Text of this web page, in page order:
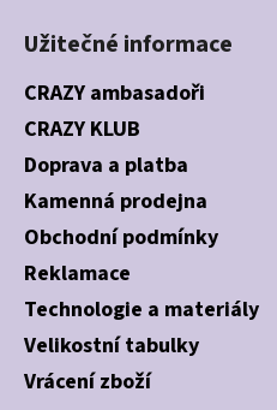
Užitečné informace
CRAZY ambasadoři
CRAZY KLUB
Doprava a platba
Kamenná prodejna
Obchodní podmínky
Reklamace
Technologie a materiály
Velikostní tabulky
Vrácení zboží